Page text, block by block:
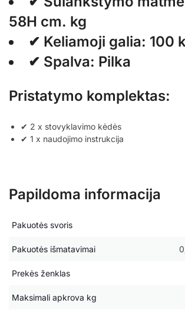
58H cm. kg
✔ Keliamoji galia: 100
✔ Spalva: Pilka
Pristatymo komplektas:
✔ 2 x stovyklavimo kėdės
✔ 1 x naudojimo instrukcija
Papildoma informacija
Pakuotės svoris
Pakuotės išmatavimai
Prekės ženklas
Maksimali apkrova kg